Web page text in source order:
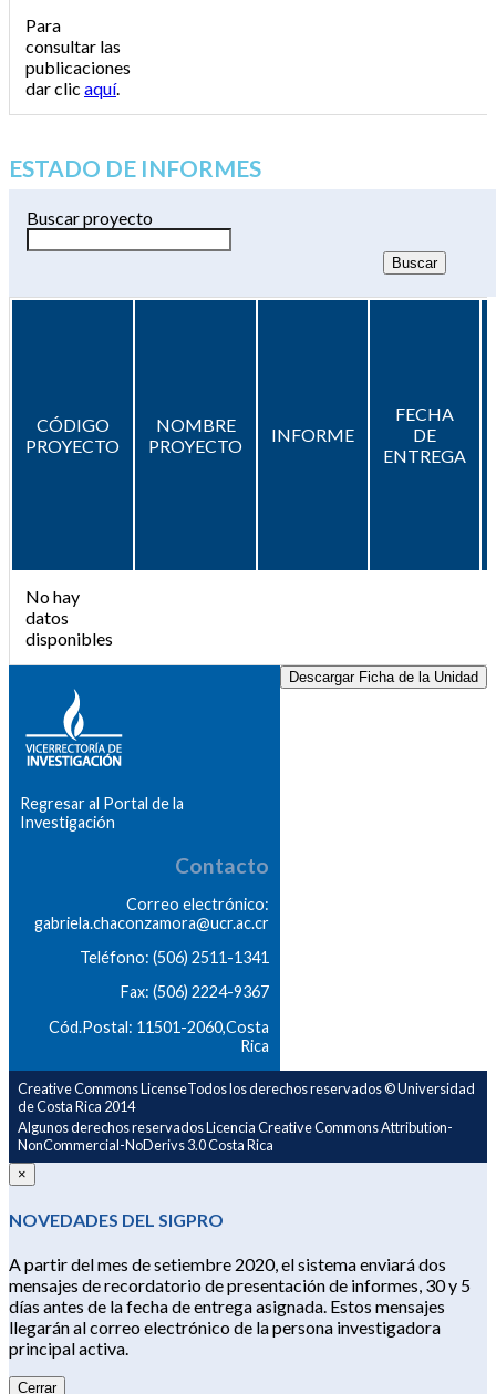
Para
consultar las
publicaciones
dar clic aquí.
ESTADO DE INFORMES
Buscar proyecto
CÓDIGO
PROYECTO
NOMBRE
PROYECTO
INFORME
FECHA
DE
ENTREGA
No hay
datos
disponibles
Descargar Ficha de la Unidad
Regresar al Portal de la
Investigación
Contacto
Correo electrónico:
gabriela.chaconzamora@ucr.ac.cr
Teléfono: (506) 2511-1341
Fax: (506) 2224-9367
Cód.Postal: 11501-2060,Costa
Rica
Creative Commons LicenseTodos los derechos reservados © Universidad
de Costa Rica 2014
Algunos derechos reservados Licencia Creative Commons Attribution-
NonCommercial-NoDerivs 3.0 Costa Rica
×
NOVEDADES DEL SIGPRO
A partir del mes de setiembre 2020, el sistema enviará dos
mensajes de recordatorio de presentación de informes, 30 y 5
días antes de la fecha de entrega asignada. Estos mensajes
llegarán al correo electrónico de la persona investigadora
principal activa.
Cerrar